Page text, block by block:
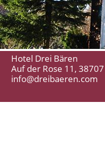
Hotel Drei Bären
Auf der Rose 11,
info@dreibaeren.com